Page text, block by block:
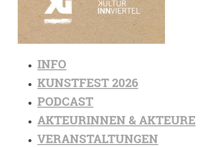
INFO
KUNSTFEST 2026
PODCAST
AKTEURINNEN & AKTEURE
VERANSTALTUNGEN